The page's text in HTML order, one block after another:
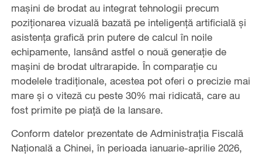
mașini de brodat au integrat tehnologii precum
poziționarea vizuală bazată pe inteligență artificială și
asistența grafică prin putere de calcul în noile
echipamente, lansând astfel o nouă generație de
mașini de brodat ultrarapide. În comparație cu
modelele tradiționale, acestea pot oferi o precizie mai
mare și o viteză cu peste 30% mai ridicată, care au
fost primite pe piață de la lansare.
Conform datelor prezentate de Administrația Fiscală
Națională a Chinei, în perioada ianuarie-aprilie 2026,